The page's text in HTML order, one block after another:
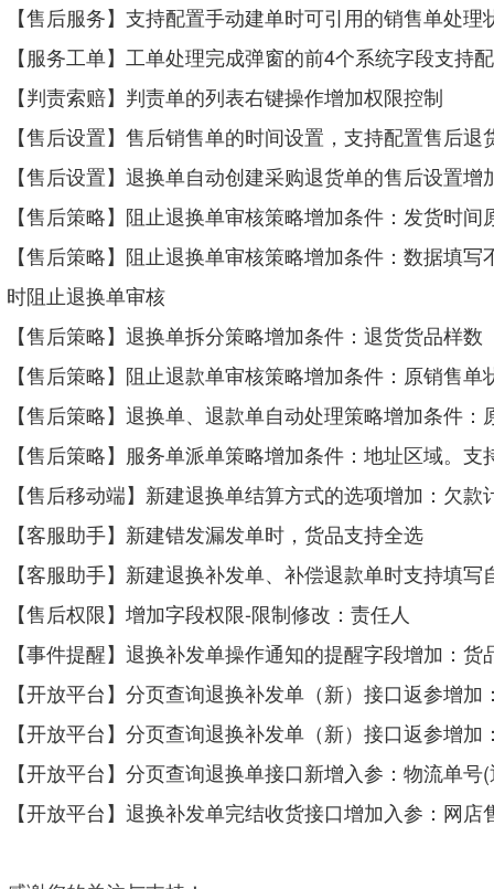
【售后服务】 支持配置手动建单时可引用的销售单处理
【服务工单】工单处理完成弹窗的前4个系统字段支持
【判责索赔】判责单的列表右键操作增加权限控制
【售后设置】售后销售单的时间设置，支持配置售后退
【售后设置】退换单自动创建采购退货单的售后设置
【售后策略】阻止退换单审核策略增加条件：发货时间
【售后策略】阻止退换单审核策略增加条件：数据填写
时阻止退换单审核
【售后策略】退换单拆分策略增加条件：退货货品样数
【售后策略】阻止退款单审核策略增加条件：原销售单
【售后策略】退换单、退款单自动处理策略增加条件：
【售后策略】服务单派单策略增加条件：地址区域。
【售后移动端】新建退换单结算方式的选项增加：欠
【客服助手】新建错发漏发单时，货品支持全选
【客服助手】新建退换补发单、补偿退款单时支持填写
【售后权限】增加字段权限-限制修改：责任人
【事件提醒】退换补发单操作通知的提醒字段增加：货
【开放平台】分页查询退换补发单（新）接口返参增
【开放平台】 分页查询退换补发单（新） 接口返参增加
【开放平台】分页查询退换单接口新增入参：物流单号
【开放平台】 退换补发单完结收货接口增加 入参：网店